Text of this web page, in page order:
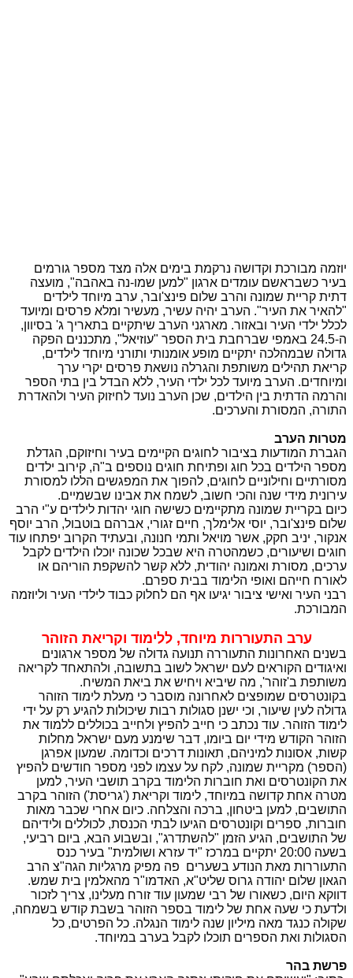
יוזמה מבורכת וקדושה נרקמת בימים אלה מצד מספר גורמים
בעיר כשבראשם עומדים ארגון "למען שמו-נה באהבה", מועצה
דתית קריית שמונה והרב שלום פינצ'ובר, ערב מיוחד לילדים
"להאיר את העיר". הערב יהיה עשיר, מעשיר ומלא פרסים ומיועד
לכלל ילדי העיר ובאזור. מארגני הערב שיתקיים בתאריך ג' בסיוון,
ה-24.5 באמפי שברחבת בית הספר "עוזיאל", מתכננים הפקה
גדולה שבמהלכה יתקיים מופע אומנותי ותורני מיוחד לילדים,
קריאת תהילים משותפת והגרלה נושאת פרסים יקרי ערך
ומיוחדים. הערב מיועד לכל ילדי העיר, ללא הבדל בין בתי הספר
והרמה הדתית בין הילדים, שכן הערב נועד לחיזוק העיר ולהאדרת
התורה, המסורת והערכים.
מטרות הערב
הגברת המודעות בציבור לחוגים הקיימים בעיר וחיזוקם, הגדלת
מספר הילדים בכל חוג ופתיחת חוגים נוספים ב"ה, קירוב ילדים
מסורתיים וחילוניים לחוגים, להפוך את המפגשים הללו למסורת
עירונית מידי שנה והכי חשוב, לשמח את אבינו שבשמיים.
כיום בקריית שמונה מתקיימים כשישה חוגי יהדות לילדים ע"י הרב
שלום פינצ'ובר, יוסי אלימלך, חיים זגורי, אברהם בוטבול, הרב יוסף
אנקור, יניב חקק, אשר מויאל ותמי חנונה, ובעתיד הקרוב יפתחו עוד
חוגים ושיעורים, כשמהטרה היא שבכל שכונה יוכלו הילדים לקבל
ערכים, מסורת ואמונה יהודית, ללא קשר להשקפת הוריהם או
לאורח חייהם ואופי הלימוד בבית ספרם.
רבני העיר ואישי ציבור יגיעו אף הם לחלוק כבוד לילדי העיר וליוזמה
המבורכת.
ערב התעוררות מיוחד, ללימוד וקריאת הזוהר
בשנים האחרונות התעוררה תנועה גדולה של מספר ארגונים
ואיגודים הקוראים לעם ישראל לשוב בתשובה, ולהתאחד לקריאה
משותפת ב'זוהר', מה שיביא ויחיש את ביאת המשיח.
בקונטרסים שמופצים לאחרונה מוסבר כי מעלת לימוד הזוהר
גדולה לעין שיעור, וכי ישנן סגולות רבות שיכולות להגיע רק על ידי
לימוד הזוהר. עוד נכתב כי חייב להפיץ ולחייב בכוללים ללמוד את
הזוהר הקודש מידי יום ביומו, דבר שימנע מעם ישראל מחלות
קשות, אסונות למיניהם, תאונות דרכים וכדומה. שמעון אפרגן
(הספר) מקריית שמונה, לקח על עצמו לפני מספר חודשים להפיץ
את הקונטרסים ואת חוברות הלימוד בקרב תושבי העיר, למען
מטרה אחת קדושה במיוחד, לימוד וקריאת ('גריסת') הזוהר בקרב
התושבים, למען ביטחון, ברכה והצלחה. כיום אחרי שכבר מאות
חוברות, ספרים וקונטרסים הגיעו לבתי הכנסת, לכוללים ולידיהם
של התושבים, הגיע הזמן "להשתדרג", ובשבוע הבא, ביום רביעי,
בשעה 20:00 יתקיים במרכז "יד עזרא ושולמית" בעיר כנס
התעוררות מאת הנודע בשערים פה מפיק מרגליות הגה"צ הרב
הגאון שלום יהודה גרוס שליט"א, האדמו"ר מהאלמין בית שמש.
דווקא היום, כשאורו של רבי שמעון עוד זורח מעלינו, צריך לזכור
ולדעת כי שעה אחת של לימוד בספר הזוהר בשבת קודש בשמחה,
שקולה כנגד מאה מיליון שנה לימוד הנגלה. כל הפרטים, כל
הסגולות ואת הספרים תוכלו לקבל בערב במיוחד.
פרשת בהר